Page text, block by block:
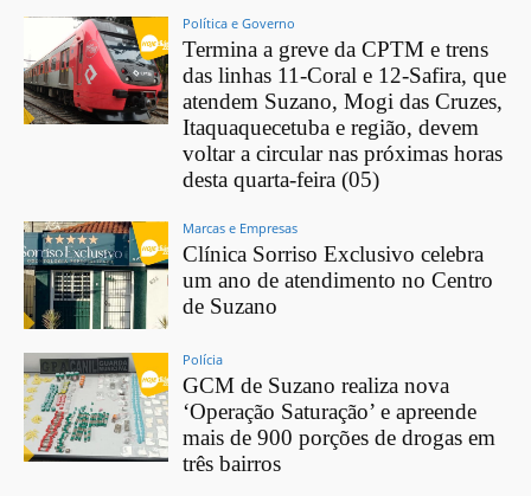
Política e Governo
Termina a greve da CPTM e trens
das linhas 11-Coral e 12-Safira, que
atendem Suzano, Mogi das Cruzes,
Itaquaquecetuba e região, devem
voltar a circular nas próximas horas
desta quarta-feira (05)
Marcas e Empresas
Clínica Sorriso Exclusivo celebra
um ano de atendimento no Centro
de Suzano
Polícia
GCM de Suzano realiza nova
‘Operação Saturação’ e apreende
mais de 900 porções de drogas em
três bairros